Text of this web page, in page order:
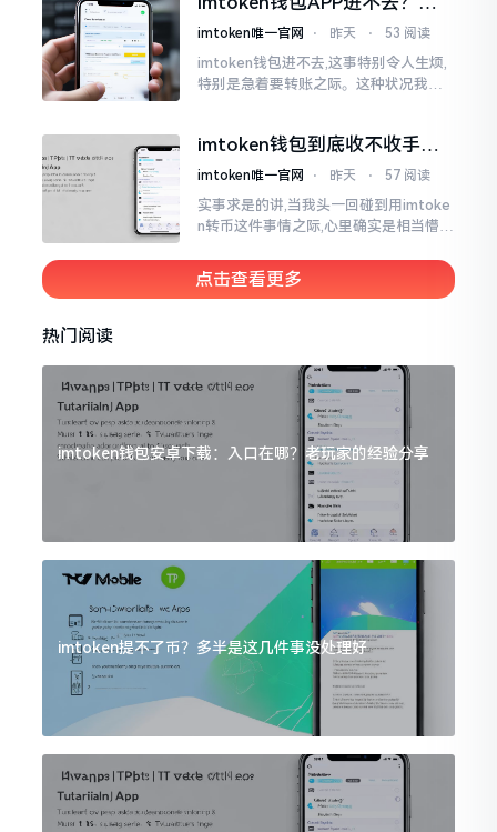
放置在那里会占据一定的空间。
慌，这几种方法帮你快速解决
imtoken唯一官网 ⋅ 昨天 ⋅ 53 阅读
imtoken钱包进不去,这事特别令人生烦,
特别是急着要转账之际。这种状况我遭
imtoken钱包到底收不收手续
费？一文给你说清楚
imtoken唯一官网 ⋅ 昨天 ⋅ 57 阅读
实事求是的讲,当我头一回碰到用imtoke
n转币这件事情之际,心里确实是相当懵懂
给出需要缴纳gas费的提示,这使得我格
外疑惑
点击查看更多
热门阅读
imtoken钱包安卓下载：入口在哪？老玩家的经验分享
imtoken提不了币？多半是这几件事没处理好